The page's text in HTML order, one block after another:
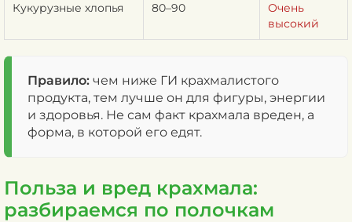
Кукурузные хлопья 80–90
Очень
высокий
Правило: чем ниже ГИ крахмалистого
продукта, тем лучше он для фигуры, энергии
и здоровья. Не сам факт крахмала вреден, а
форма, в которой его едят.
Польза и вред крахмала:
разбираемся по полочкам